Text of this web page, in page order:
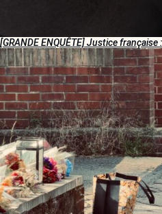
[GRANDE ENQUÊTE] Justice